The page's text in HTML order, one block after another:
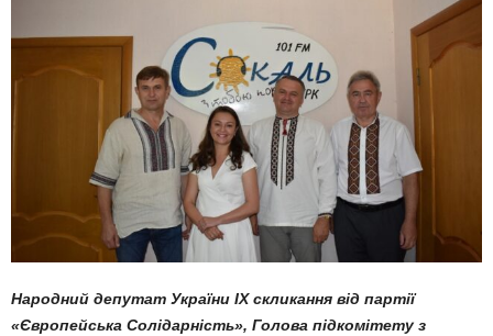
Народний депутат України IX скликання від партії
«Європей­ська Солідарність», Голова підкомітету з